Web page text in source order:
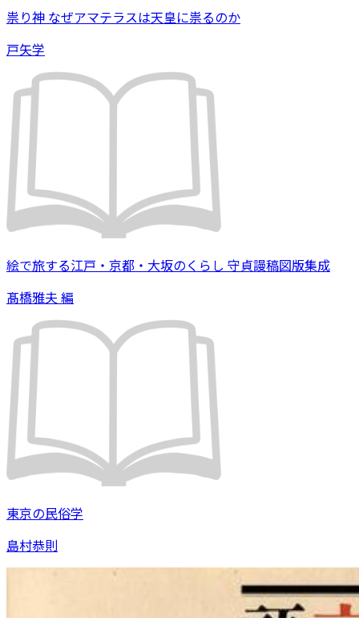
祟り神 なぜアマテラスは天皇に祟るのか
戸矢学
絵で旅する江戸・京都・大坂のくらし 守貞謾稿図版集成
髙橋雅夫 編
東京の民俗学
島村恭則